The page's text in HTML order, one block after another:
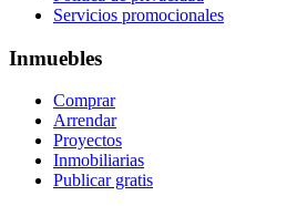
Servicios promocionales
Inmuebles
Comprar
Arrendar
Proyectos
Inmobiliarias
Publicar gratis